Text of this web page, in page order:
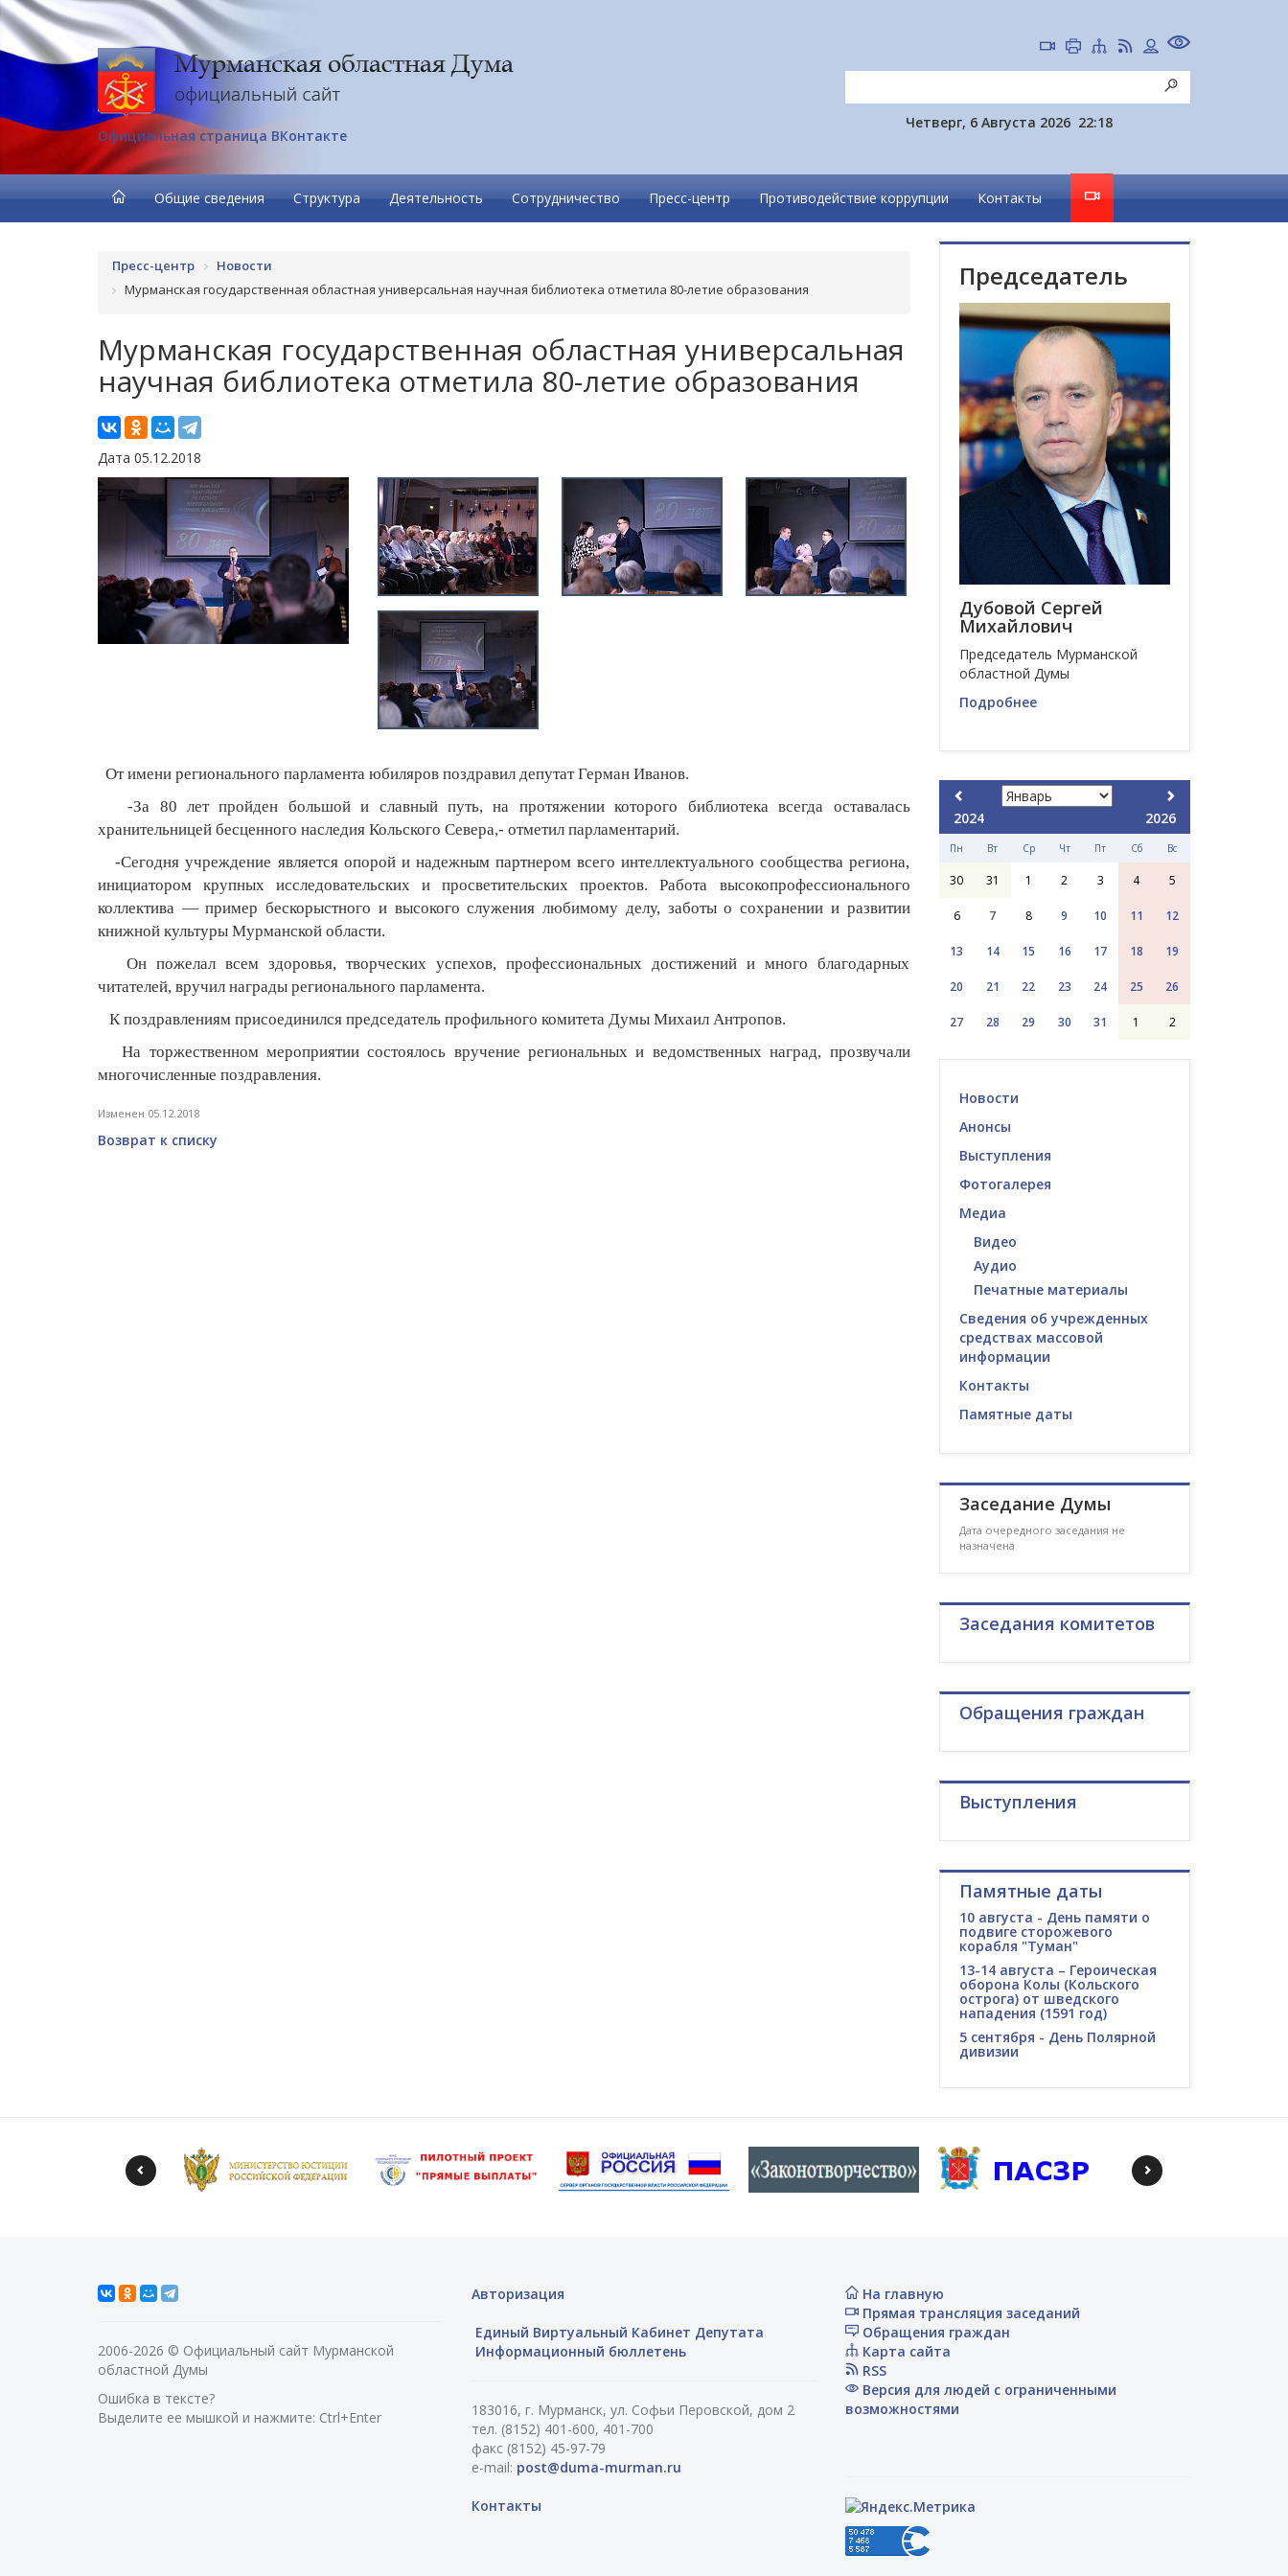
Официальная страница ВКонтакте
Четверг, 6 Августа 2026 22:18
Общие сведения Структура Деятельность Сотрудничество Пресс-центр Противодействие коррупции Контакты
Пресс-центр
Новости
Мурманская государственная областная универсальная научная библиотека отметила 80-летие образования
Мурманская государственная областная универсальная
научная библиотека отметила 80-летие образования
Дата 05.12.2018
От имени регионального парламента юбиляров поздравил депутат Герман Иванов.
-За 80 лет пройден большой и славный путь, на протяжении которого библиотека всегда оставалась
хранительницей бесценного наследия Кольского Севера,- отметил парламентарий.
-Сегодня учреждение является опорой и надежным партнером всего интеллектуального сообщества региона,
инициатором крупных исследовательских и просветительских проектов. Работа высокопрофессионального
коллектива — пример бескорыстного и высокого служения любимому делу, заботы о сохранении и развитии
книжной культуры Мурманской области.
Он пожелал всем здоровья, творческих успехов, профессиональных достижений и много благодарных
читателей, вручил награды регионального парламента.
К поздравлениям присоединился председатель профильного комитета Думы Михаил Антропов.
На торжественном мероприятии состоялось вручение региональных и ведомственных наград, прозвучали
многочисленные поздравления.
Изменен 05.12.2018
Возврат к списку
Председатель
Дубовой Сергей
Михайлович
Председатель Мурманской
областной Думы
Подробнее
2024 2026
Пн Вт Ср Чт Пт Сб Вс
30 31 1 2 3 4 5
6 7 8 9 10 11 12
13 14 15 16 17 18 19
20 21 22 23 24 25 26
27 28 29 30 31 1 2
Новости
Анонсы
Выступления
Фотогалерея
Медиа
Видео
Аудио
Печатные материалы
Сведения об учрежденных
средствах массовой
информации
Контакты
Памятные даты
Заседание Думы
Дата очередного заседания не
назначена
Заседания комитетов
Обращения граждан
Выступления
Памятные даты
10 августа - День памяти о
подвиге сторожевого
корабля "Туман"
13-14 августа – Героическая
оборона Колы (Кольского
острога) от шведского
нападения (1591 год)
5 сентября - День Полярной
дивизии
2006-2026 © Официальный сайт Мурманской
областной Думы
Ошибка в тексте?
Выделите ее мышкой и нажмите: Ctrl+Enter
Авторизация
Единый Виртуальный Кабинет Депутата
Информационный бюллетень
183016, г. Мурманск, ул. Софьи Перовской, дом 2
тел. (8152) 401-600, 401-700
факс (8152) 45-97-79
e-mail: post@duma-murman.ru
Контакты
На главную
Прямая трансляция заседаний
Обращения граждан
Карта сайта
RSS
Версия для людей с ограниченными
возможностями